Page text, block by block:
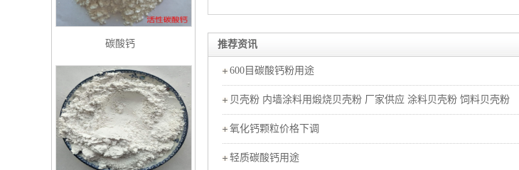
推荐资讯
600目碳酸钙粉用途
贝壳粉 内墙涂料用煅烧贝壳粉 厂家供应 涂料贝壳粉 饲料贝壳粉
氧化钙颗粒价格下调
轻质碳酸钙用途
碳酸钙